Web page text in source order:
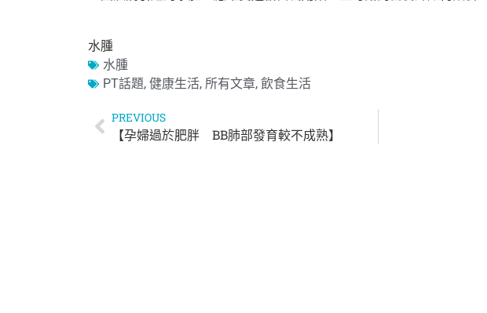
水腫
水腫
PT話題, 健康生活, 所有文章, 飲食生活
PREVIOUS
【孕婦過於肥胖 BB肺部發育較不成熟】